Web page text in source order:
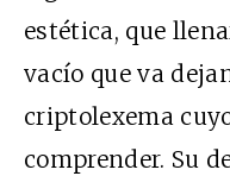
estética, que
vacío que va
criptolexema
comprender. Su